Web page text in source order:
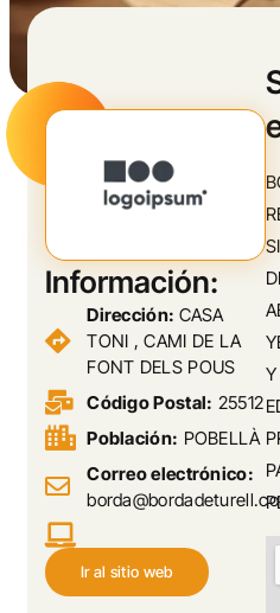
Y
Información:
Dirección: CASA
TONI , CAMI DE LA
FONT DELS POUS
Código Postal: 25512
Población: POBELLÀ
Correo electrónico:
Ir al sitio web